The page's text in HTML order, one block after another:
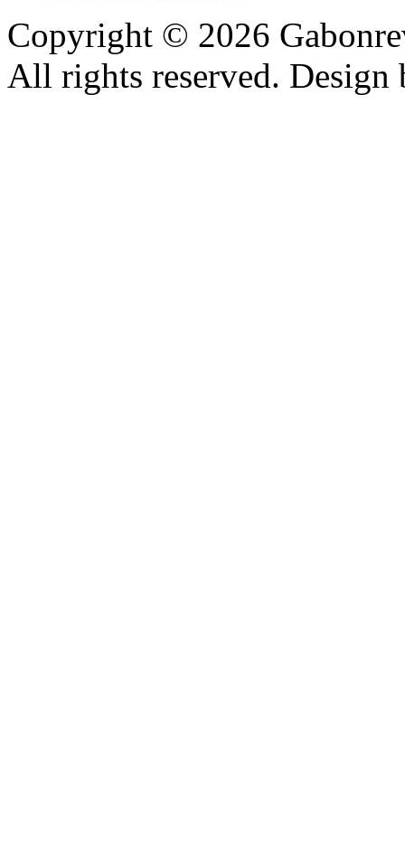
Copyright © 2026
All rights reserved.